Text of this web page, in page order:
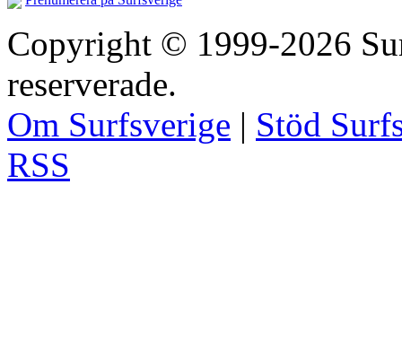
Copyright © 1999-2026
reserverade.
Om Surfsverige | Stöd
RSS